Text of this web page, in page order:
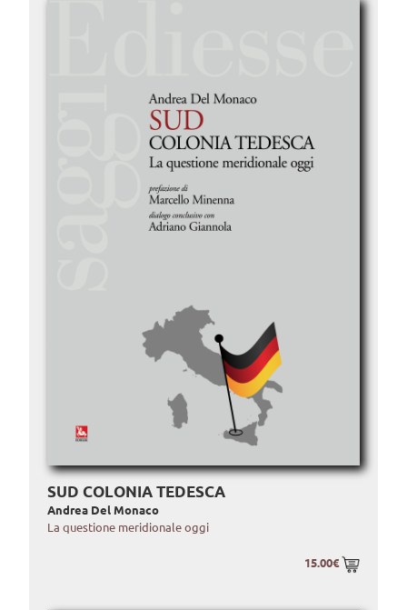
SUD COLONIA TEDESCA
Andrea Del Monaco
La questione meridionale oggi
15.00€